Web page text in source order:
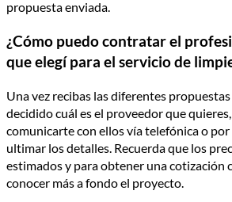
propuesta enviada.
¿Cómo puedo contratar el
que elegí para el servicio de
Una vez recibas las diferentes
decidido cuál es el proveedor que
comunicarte con ellos vía telefónica o
ultimar los detalles. Recuerda que los
estimados y para obtener una cotización
conocer más a fondo el proyecto.